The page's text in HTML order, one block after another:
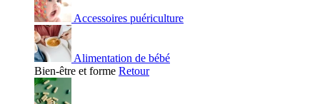
Accessoires puériculture
Alimentation de bébé
Bien-être et forme Retour